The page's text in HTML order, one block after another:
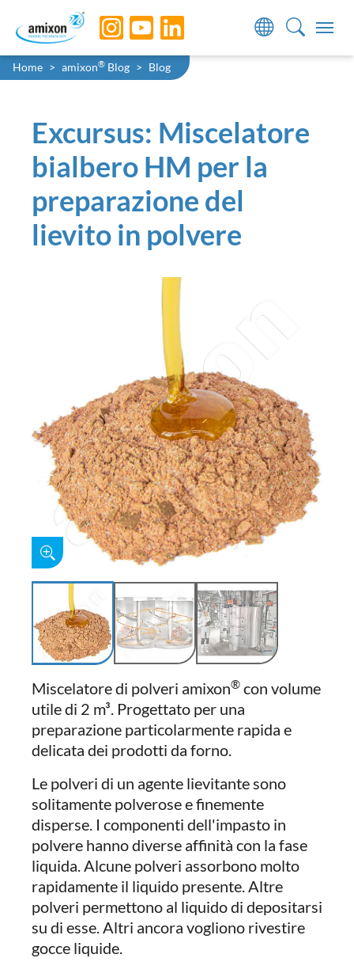
Skip to main navigation
Skip to main content
Skip to page footer
You are here:
Home amixon® Blog Blog
Excursus: Miscelatore
bialbero HM per la
preparazione del
lievito in polvere
Miscelatore di polveri amixon® con volume
utile di 2 m³. Progettato per una
preparazione particolarmente rapida e
delicata dei prodotti da forno.
Le polveri di un agente lievitante sono
solitamente polverose e finemente
disperse. I componenti dell'impasto in
polvere hanno diverse affinità con la fase
liquida. Alcune polveri assorbono molto
rapidamente il liquido presente. Altre
polveri permettono al liquido di depositarsi
su di esse. Altri ancora vogliono rivestire
gocce liquide.